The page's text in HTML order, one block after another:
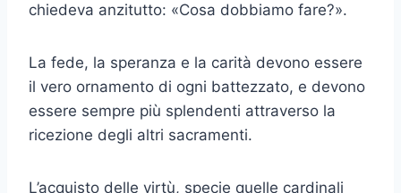
chiedeva anzitutto: «Cosa dobbiamo fare?».
La fede, la speranza e la carità devono essere
il vero ornamento di ogni battezzato, e devono
essere sempre più splendenti attraverso la
ricezione degli altri sacramenti.
L’acquisto delle virtù, specie quelle cardinali